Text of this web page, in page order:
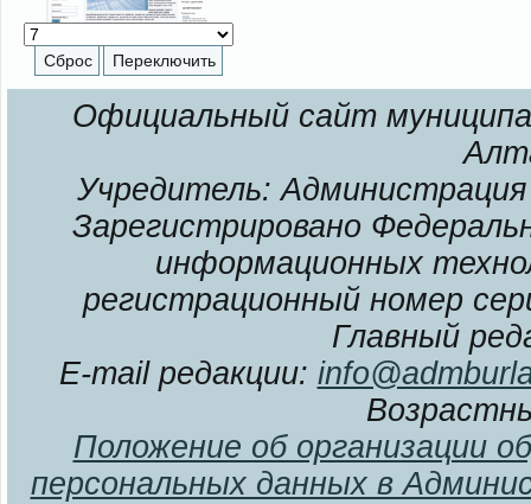
Официальный сайт
Учредитель: Администрация
Зарегистрировано
информационных
регистрационный номер
Главный
E-mail редакции:
Положение об организации
персональных данных в